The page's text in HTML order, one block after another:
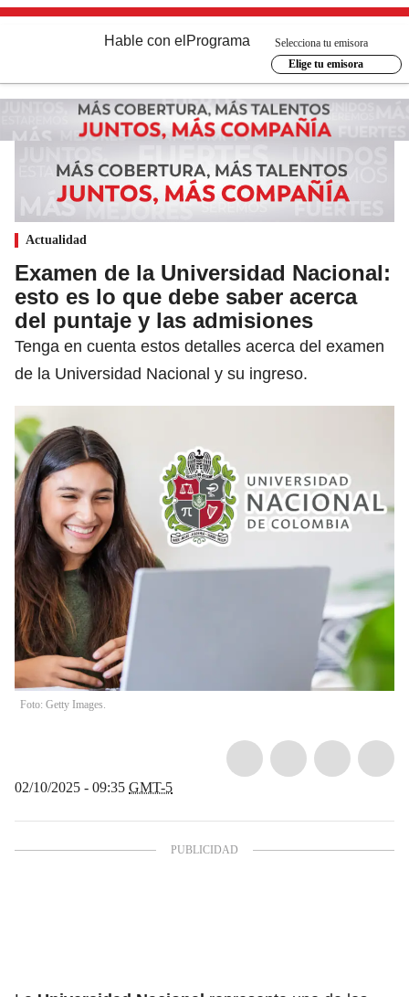
Hable con el Programa
Selecciona tu emisora
Elige tu emisora
Actualidad
Examen de la Universidad Nacional:
esto es lo que debe saber acerca
del puntaje y las admisiones
Tenga en cuenta estos detalles acerca del examen
de la Universidad Nacional y su ingreso.
Foto: Getty Images.
02/10/2025 - 09:35 GMT-5